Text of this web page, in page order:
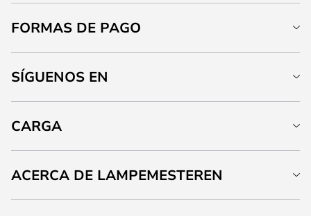
FORMAS DE PAGO
SÍGUENOS EN
CARGA
ACERCA DE LAMPEMESTEREN